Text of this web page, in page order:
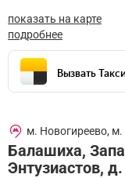
показать на карте
подробнее
Вызвать
м. Новогиреево,
Балашиха,
Энтузиастов,